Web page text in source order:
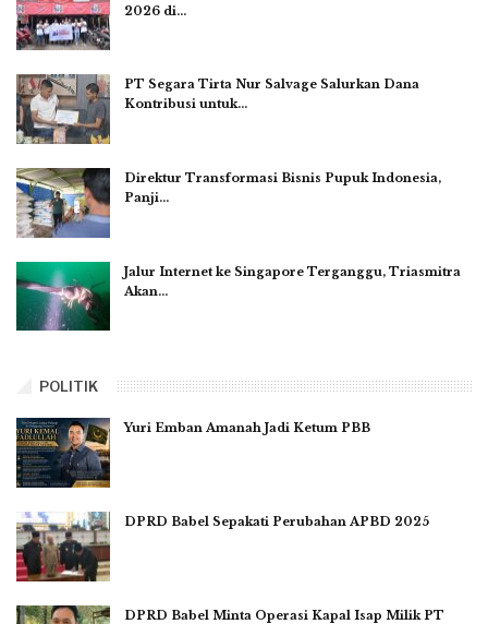
2026 di…
PT Segara Tirta Nur Salvage Salurkan Dana
Kontribusi untuk…
Direktur Transformasi Bisnis Pupuk Indonesia,
Panji…
Jalur Internet ke Singapore Terganggu, Triasmitra
Akan…
POLITIK
Yuri Emban Amanah Jadi Ketum PBB
DPRD Babel Sepakati Perubahan APBD 2025
DPRD Babel Minta Operasi Kapal Isap Milik PT